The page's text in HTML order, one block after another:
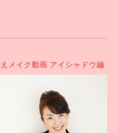
メイク動画 アイシャドウ編